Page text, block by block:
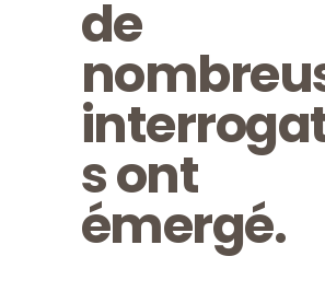
de
s ont
émergé.